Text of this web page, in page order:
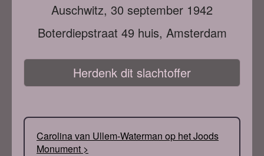
Auschwitz, 30 september 1942
Boterdiepstraat 49 huis, Amsterdam
Herdenk dit slachtoffer
Carolina van Ullem-Waterman op het Joods
Monument >